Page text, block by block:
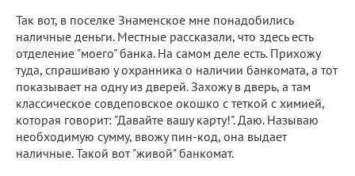
Так вот, в поселке Знаменское мне понадобились
наличные деньги. Местные рассказали, что здесь есть
отделение "моего" банка. На самом деле есть. Прихожу
туда, спрашиваю у охранника о наличии банкомата, а тот
показывает на одну из дверей. Захожу в дверь, а там
классическое совдеповское окошко с теткой с химией,
которая говорит: "Давайте вашу карту!". Даю. Называю
необходимую сумму, ввожу пин-код, она выдает
наличные. Такой вот "живой" банкомат.